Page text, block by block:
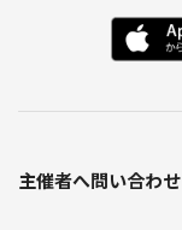
主催者へ問い合わせ